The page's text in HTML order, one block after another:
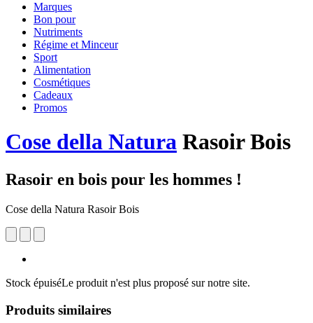
Marques
Bon pour
Nutriments
Régime et Minceur
Sport
Alimentation
Cosmétiques
Cadeaux
Promos
Cose della Natura Rasoir Bois
Rasoir en bois pour les hommes !
Cose della Natura Rasoir Bois
Stock épuiséLe produit n'est plus proposé sur notre site.
Produits similaires